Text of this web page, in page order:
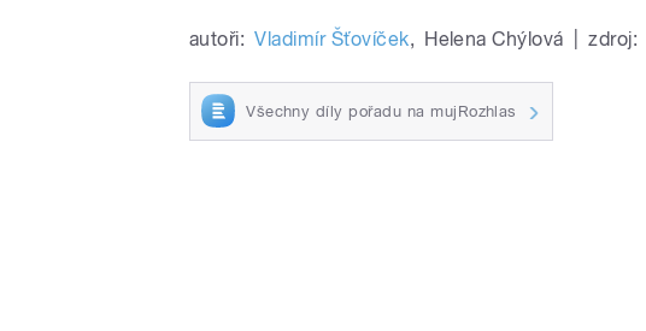
autoři: Vladimír Šťovíček, Helena Chýlová zdroj:
Všechny díly pořadu na mujRozhlas